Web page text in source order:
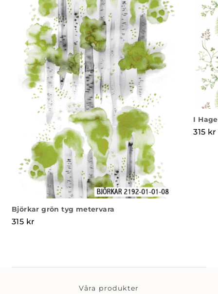
Björkar grön tyg metervara
315 kr
I
315 kr
Våra produkter